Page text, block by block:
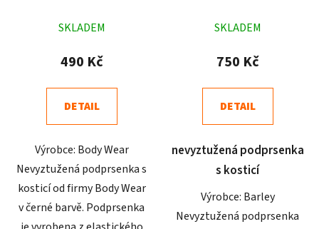
hodnocení
produktu
4,9
z
hvězdiček.
SKLADEM
490 Kč
DETAIL
Výrobce: Body Wear
Nevyztužená podprsenka s
kosticí od firmy Body Wear
v černé barvě. Podprsenka
hodnocení
produktu
5,0
z
hvězdiček.
SKLADEM
750 Kč
DETAIL
nevyztužená podprsenka
s kosticí
Výrobce: Barley
Nevyztužená podprsenka